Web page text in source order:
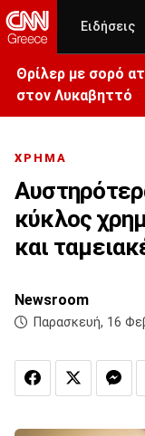
Ειδήσεις
Θρίλερ με σορό
στον Λυκαβηττό
ΧΡΗΜΑ
κύκλος
και
Newsroom
Παρασκευή, 16